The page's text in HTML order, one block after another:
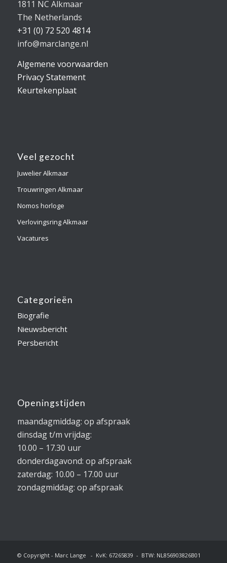
1811 NC Alkmaar
The Netherlands
+31 (0) 72 520 4814
info@marclange.nl
Algemene voorwaarden
Privacy Statement
Keurtekenplaat
Veel gezocht
Juwelier Alkmaar
Trouwringen Alkmaar
Nomos horloge
Verlovingsring Alkmaar
Vacatures
Categorieën
Biografie
Nieuwsbericht
Persbericht
Openingstijden
maandagmiddag: op afspraak
dinsdag t/m vrijdag:
10.00 – 17.30 uur
donderdagavond: op afspraak
zaterdag: 10.00 – 17.00 uur
zondagmiddag: op afspraak
© Copyright - Marc Lange - KvK: 67265839 - BTW: NL856903826B01